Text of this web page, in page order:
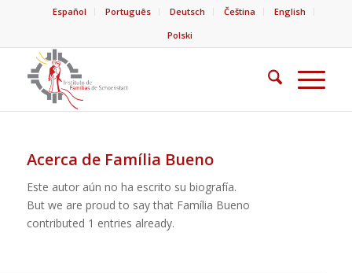
Español Português Deutsch Čeština
English
Polski
Acerca de Família Bueno
Este autor aún no ha escrito su biografía.
But we are proud to say that Família Bueno
contributed 1 entries already.